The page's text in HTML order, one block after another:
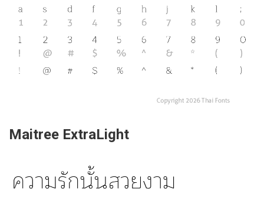
Maitree ExtraLight